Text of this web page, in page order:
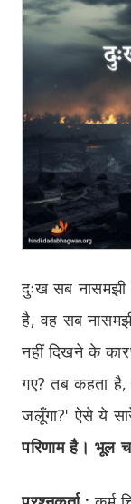
दुःख सब
है, वह सब
नहीं दिखने के
गए? तब कहता
जलूँगा?' ऐसे ये
परिणाम है। भूल